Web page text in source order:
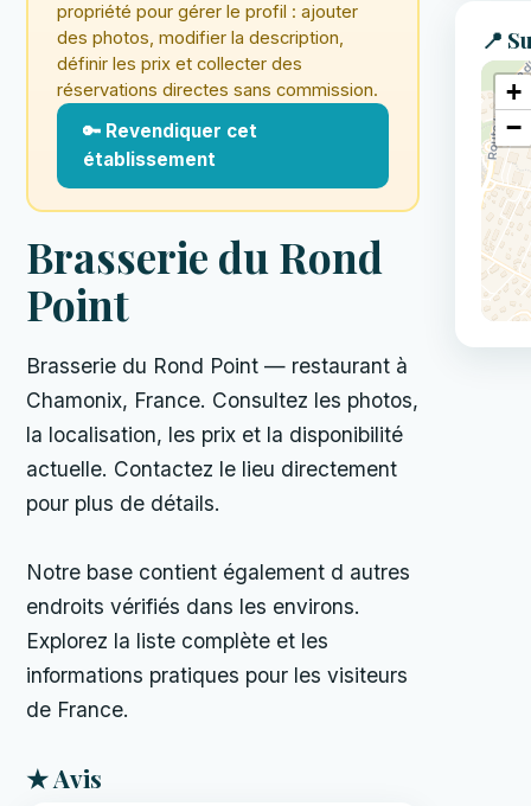
propriété pour gérer le profil : ajouter
des photos, modifier la description,
définir les prix et collecter des
réservations directes sans commission.
🔑 Revendiquer cet
établissement
Brasserie du Rond
Point
Brasserie du Rond Point — restaurant à
Chamonix, France. Consultez les photos,
la localisation, les prix et la disponibilité
actuelle. Contactez le lieu directement
pour plus de détails.
Notre base contient également d autres
endroits vérifiés dans les environs.
Explorez la liste complète et les
informations pratiques pour les visiteurs
de France.
★ Avis
📍
+
−